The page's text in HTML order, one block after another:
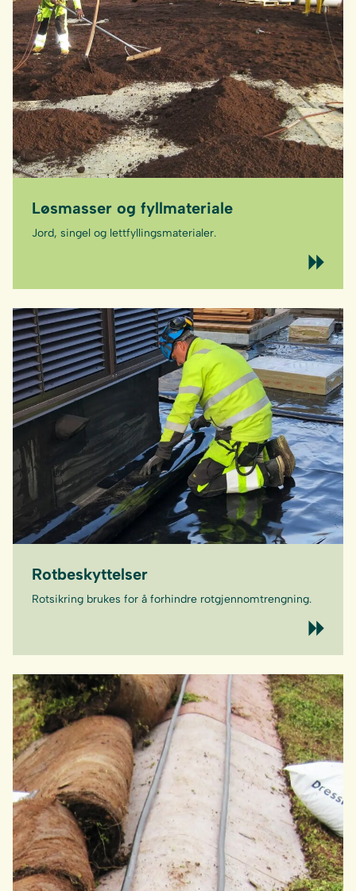
Løsmasser og fyllmateriale
Jord, singel og lettfyllingsmaterialer.
Rotbeskyttelser
Rotsikring brukes for å forhindre rotgjennomtrengning.